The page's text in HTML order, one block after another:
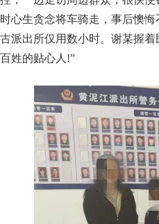
时心生贪念将车骑走，事后懊
古派出所仅用数小时。谢某握
百姓的贴心人!”